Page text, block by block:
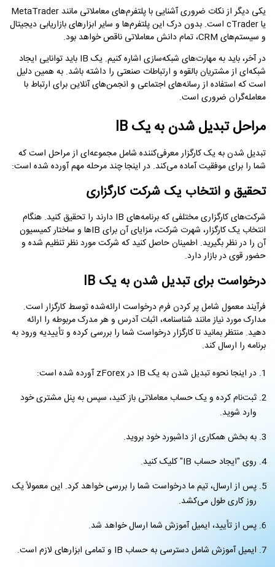
یکی دیگر از نکات ضروری آشنایی با پلتفرم‌های معاملاتی مانند MetaTrader
یا cTrader است. بدون درک این پلتفرم‌ها و سایر ابزارهای بازاریابی دیجیتال
و سیستم‌های CRM، تمام دانش معاملاتی ناقص خواهد بود.
در آخر، باید به مهارت‌های شبکه‌سازی اشاره کنیم. یک IB باید توانایی ایجاد
شبکه‌ای از مشتریان بالقوه و ارتباطات صنعتی را داشته باشد. به همین دلیل
است که استفاده از رسانه‌های اجتماعی و انجمن‌های آنلاین برای ارتباط با
معامله‌گران ضروری است.
مراحل تبدیل شدن به یک IB
تبدیل شدن به یک کارگزار معرفی‌کننده شامل مجموعه‌ای از مراحل است که
شما را برای موفقیت آماده می‌کند. در اینجا چند مرحله مهم آورده شده است:
تحقیق و انتخاب یک شرکت کارگزاری
شرکت‌های کارگزاری مختلفی که برنامه‌های IB دارند را تحقیق کنید. هنگام
انتخاب یک کارگزار، شهرت شرکت، مزایای آن برای IBها و ساختار کمیسیون
آن را در نظر بگیرید. اطمینان حاصل کنید که شرکت مورد نظر تنظیم شده و
حضور قوی در بازار دارد.
درخواست برای تبدیل شدن به یک IB
فرآیند معمول شامل پر کردن فرم درخواست ارائه‌شده توسط کارگزار است.
مدارک مورد نیاز مانند شناسنامه، اثبات آدرس و هر مدرک مربوطه را ارائه
دهید. منتظر بمانید تا کارگزار درخواست شما را بررسی کرده و تأییدیه ورود به
برنامه را ارسال کند.
در اینجا نحوه تبدیل شدن به یک IB در zForex آورده شده است:
ثبت‌نام کرده و یک حساب معاملاتی باز کنید، سپس به پنل مشتری خود
وارد شوید.
به بخش همکاری از داشبورد خود بروید.
روی "ایجاد حساب IB" کلیک کنید.
پس از ارسال، تیم ما درخواست شما را بررسی خواهد کرد. این معمولاً یک
روز کاری طول می‌کشد.
پس از تأیید، ایمیل آموزش شما ارسال خواهد شد.
ایمیل آموزش شامل دسترسی به حساب IB و تمامی ابزارهای لازم است.